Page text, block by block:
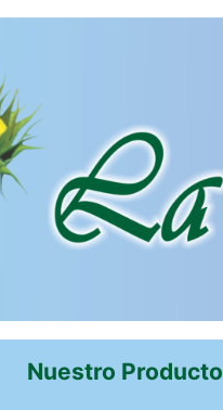
Nuestro Producto